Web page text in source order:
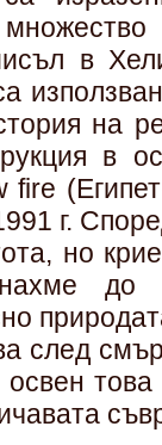
в
на
в
г.
но
до
след
освен